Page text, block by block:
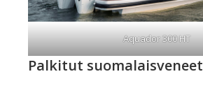
Aquador 300 HT
Palkitut suomalaisveneet